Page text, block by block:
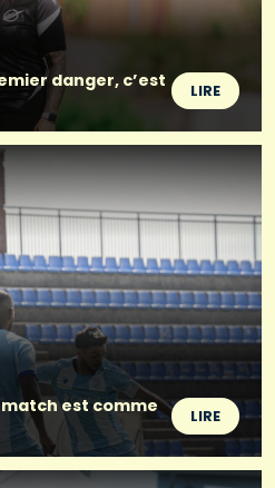
danger, c’est
LIRE
match est comme
LIRE